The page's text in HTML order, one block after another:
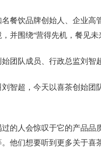
餐饮品牌创始人、企业
并围绕“营得先机，餐见未
团队成员、行政总监刘智
智超，今天以喜茶创始
的人会惊叹于它的产品品
他们想要听到更多关于喜